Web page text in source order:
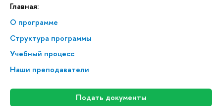
Главная:
О программе
Структура программы
Учебный процесс
Наши преподаватели
Подать документы